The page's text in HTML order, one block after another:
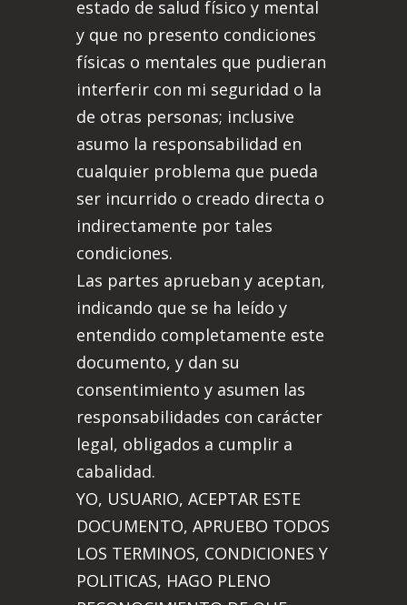
estado de salud físico y mental
y que no presento condiciones
físicas o mentales que pudieran
interferir con mi seguridad o la
de otras personas; inclusive
asumo la responsabilidad en
cualquier problema que pueda
ser incurrido o creado directa o
indirectamente por tales
condiciones.
Las partes aprueban y aceptan,
indicando que se ha leído y
entendido completamente este
documento, y dan su
consentimiento y asumen las
responsabilidades con carácter
legal, obligados a cumplir a
cabalidad.
YO, USUARIO, ACEPTAR ESTE
DOCUMENTO, APRUEBO TODOS
LOS TERMINOS, CONDICIONES Y
POLITICAS, HAGO PLENO